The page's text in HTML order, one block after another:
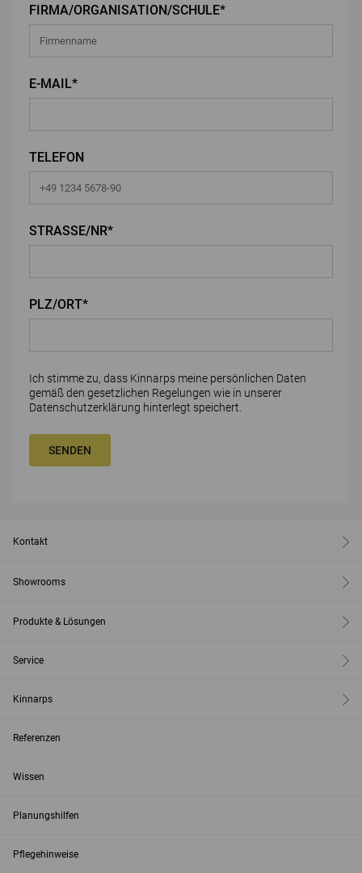
FIRMA/ORGANISATION/SCHULE*
E-MAIL*
TELEFON
STRASSE/NR*
PLZ/ORT*
Ich stimme zu, dass Kinnarps meine persönlichen Daten
gemäß den gesetzlichen Regelungen wie in unserer
Datenschutzerklärung hinterlegt speichert.
SENDEN
Kontakt
Showrooms
Produkte & Lösungen
Service
Kinnarps
Referenzen
Wissen
Planungshilfen
Pflegehinweise